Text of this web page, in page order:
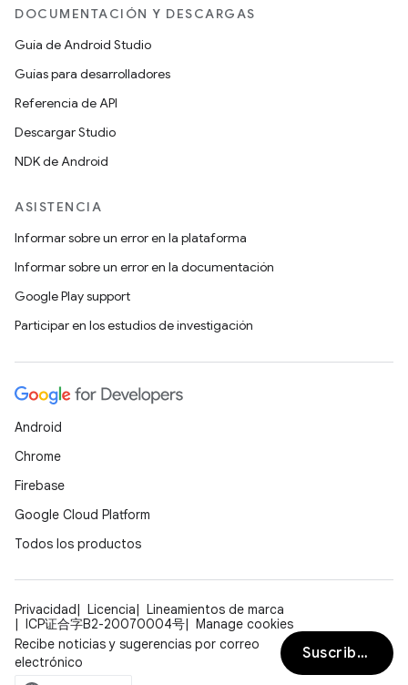
DOCUMENTACIÓN Y DESCARGAS
Guía de Android Studio
Guías para desarrolladores
Referencia de API
Descargar Studio
NDK de Android
ASISTENCIA
Informar sobre un error en la plataforma
Informar sobre un error en la documentación
Google Play support
Participar en los estudios de investigación
Android
Chrome
Firebase
Google Cloud Platform
Todos los productos
Privacidad Licencia
Lineamientos de marca
ICP证合字B2-20070004号
Manage cookies
Recibe noticias y sugerencias por correo
electrónico
Suscribirse